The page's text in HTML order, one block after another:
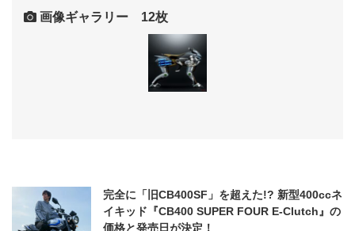
画像ギャラリー 12枚
完全に「旧CB400SF」を超えた!? 新型400ccネ
イキッド『CB400 SUPER FOUR E-Clutch』の
価格と発売日が決定！